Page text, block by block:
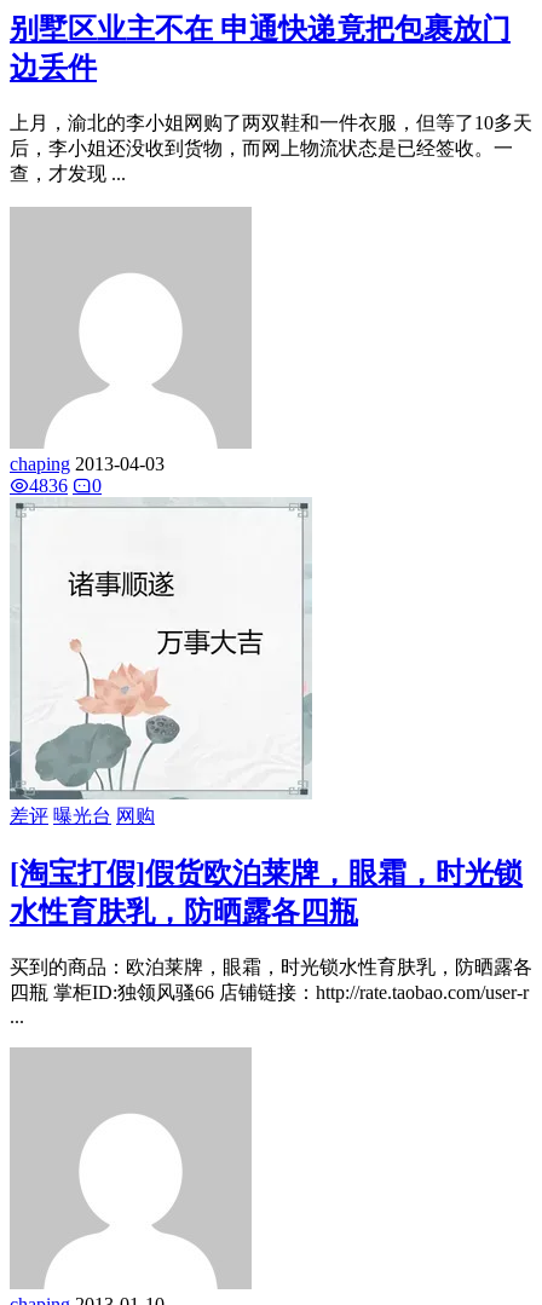
别墅区业主不在 申通快递竟把包裹放门
边丢件
上月，渝北的李小姐网购了两双鞋和一件衣服，但等了10多天
后，李小姐还没收到货物，而网上物流状态是已经签收。一
查，才发现 ...
chaping 2013-04-03
4836
0
差评 曝光台 网购
[淘宝打假]假货欧泊莱牌，眼霜，时光锁
水性育肤乳，防晒露各四瓶
买到的商品：欧泊莱牌，眼霜，时光锁水性育肤乳，防晒露各
四瓶 掌柜ID:独领风骚66 店铺链接：http://rate.taobao.com/user-r
...